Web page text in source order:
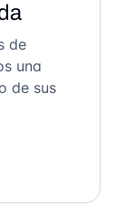
de
una
de sus